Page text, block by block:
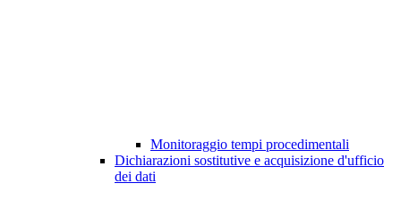
Monitoraggio tempi procedimentali
Dichiarazioni sostitutive e acquisizione d'ufficio
dei dati